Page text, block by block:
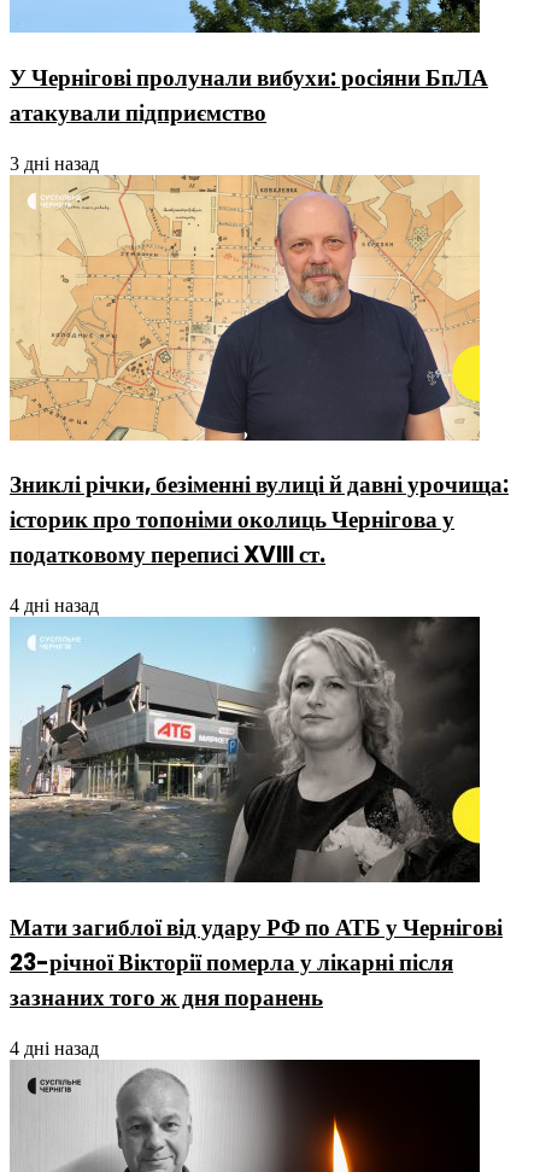
У Чернігові пролунали вибухи: росіяни БпЛА
атакували підприємство
3 дні назад
Зниклі річки, безіменні вулиці й давні урочища:
історик про топоніми околиць Чернігова у
податковому переписі XVIII ст.
4 дні назад
Мати загиблої від удару РФ по АТБ у Чернігові
23-річної Вікторії померла у лікарні після
зазнаних того ж дня поранень
4 дні назад